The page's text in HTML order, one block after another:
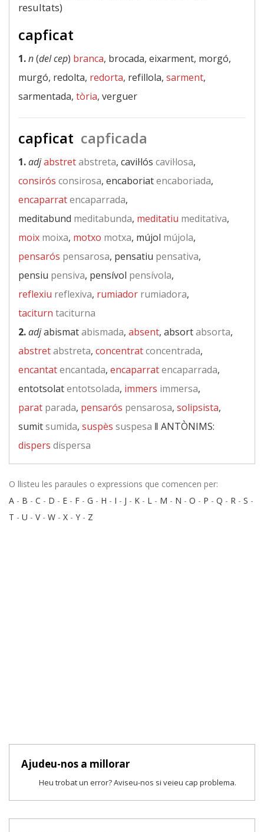
resultats)
capficat
1.n(del cep) branca, brocada, eixarment, morgó,
murgó, redolta, redorta, refillola, sarment,
sarmentada, tòria, verguer
capficat capficada
1.adjabstretabstreta, cavil·lós cavil·losa,
consirós consirosa, encaboriatencaboriada,
encaparratencaparrada,
meditabund meditabunda, meditatiu meditativa,
moix moixa, motxo motxa, mújol mújola,
pensarós pensarosa, pensatiu pensativa,
pensiu pensiva, pensívol pensívola,
reflexiu reflexiva, rumiador rumiadora,
taciturn taciturna
2.adjabismatabismada, absent, absortabsorta,
abstretabstreta, concentratconcentrada,
encantatencantada, encaparratencaparrada,
entotsolatentotsolada, immers immersa,
parat parada, pensarós pensarosa, solipsista,
sumitsumida, suspès suspesa ‖ ANTÒNIMS:
dispers dispersa
O llisteu les paraules o expressions que comencen per:
A - B - C - D - E - F - G - H - I - J - K - L - M - N - O - P - Q - R - S -
T - U - V- W - X - Y - Z
Ajudeu-nos a millorar
Heu trobat un error? Aviseu-nos si veieu cap problema.